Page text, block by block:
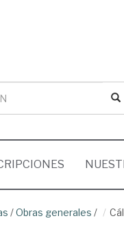
/Obras generales /